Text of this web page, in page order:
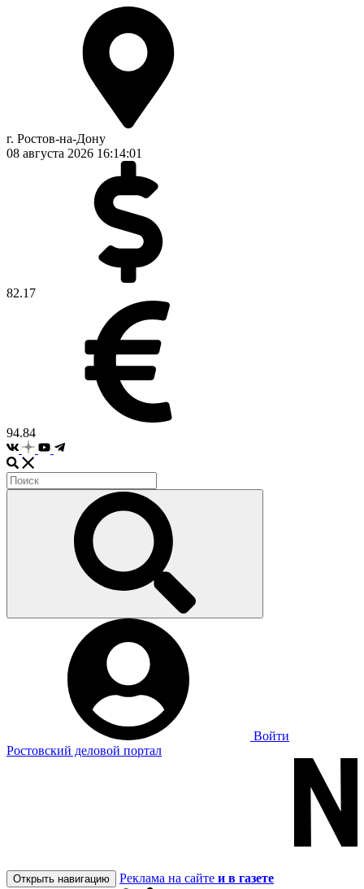
г. Ростов-на-Дону
08 августа 2026 16:14:01
82.17
94.84
Войти
Ростовский деловой портал
Открыть навигацию Реклама на сайте и в газете